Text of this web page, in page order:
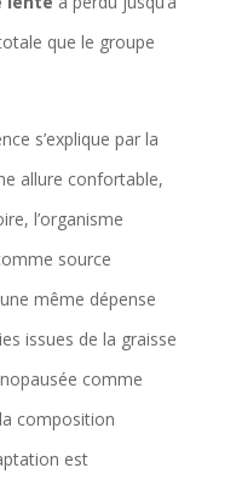
que le groupe
s’explique par la
allure confortable,
l’organisme
source
même dépense
issues de la graisse
comme
composition
est